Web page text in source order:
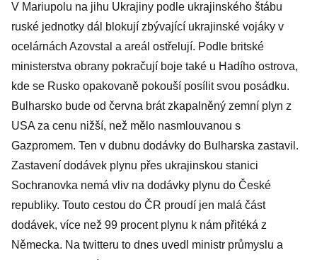
V Mariupolu na jihu Ukrajiny podle ukrajinského štábu
ruské jednotky dál blokují zbývající ukrajinské vojáky v
ocelárnách Azovstal a areál ostřelují. Podle britské
ministerstva obrany pokračují boje také u Hadího ostrova,
kde se Rusko opakovaně pokouší posílit svou posádku.
Bulharsko bude od června brát zkapalněný zemní plyn z
USA za cenu nižší, než mělo nasmlouvanou s
Gazpromem. Ten v dubnu dodávky do Bulharska zastavil.
Zastavení dodávek plynu přes ukrajinskou stanici
Sochranovka nemá vliv na dodávky plynu do České
republiky. Touto cestou do ČR proudí jen malá část
dodávek, více než 99 procent plynu k nám přitéká z
Německa. Na twitteru to dnes uvedl ministr průmyslu a